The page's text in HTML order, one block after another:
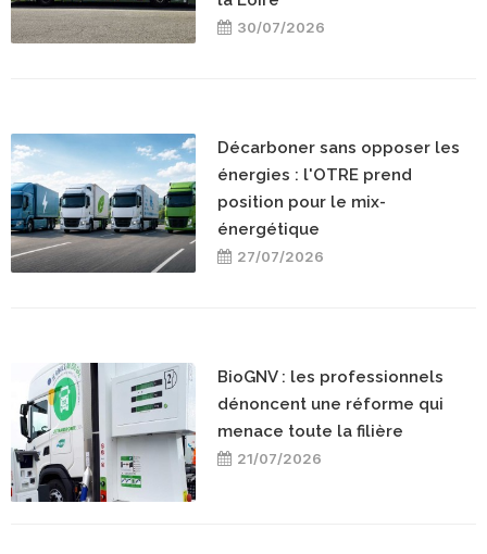
30/07/2026
Décarboner sans opposer les
énergies : l'OTRE prend
position pour le mix-
énergétique
27/07/2026
BioGNV : les professionnels
dénoncent une réforme qui
menace toute la filière
21/07/2026